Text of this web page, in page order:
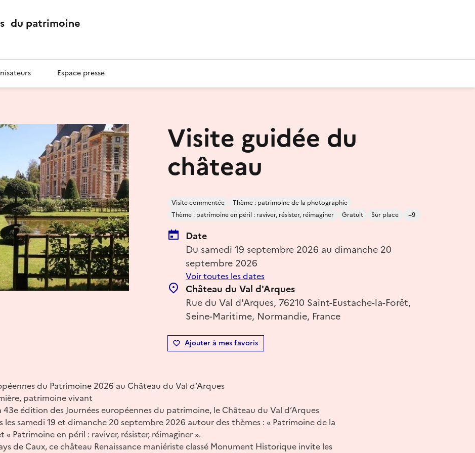
du patrimoine
Espace presse
Visite guidée du
château
Visite commentée
Thème : patrimoine de la photographie
Thème : patrimoine en péril : raviver, résister, réimaginer
Gratuit Sur place +9
Date
Du samedi 19 septembre 2026 au dimanche 20
septembre 2026
Voir toutes les dates
Château du Val d'Arques
Rue du Val d'Arques, 76210 Saint-Eustache-la-Forêt,
Seine-Maritime, Normandie, France
Ajouter à mes favoris
du Patrimoine 2026 au Château du Val d’Arques
patrimoine vivant
43e édition des Journées européennes du patrimoine, le Château du Val d’Arques
les samedi 19 et dimanche 20 septembre 2026 autour des thèmes : « Patrimoine de la
Patrimoine en péril : raviver, résister, réimaginer ».
de Caux, ce château Renaissance maniériste classé Monument Historique invite les